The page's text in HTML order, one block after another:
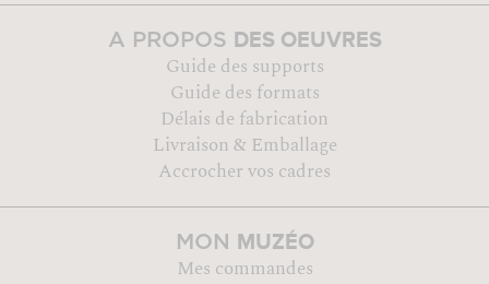
A PROPOS DES OEUVRES
Guide des supports
Guide des formats
Délais de fabrication
Livraison & Emballage
Accrocher vos cadres
MON MUZÉO
Mes commandes